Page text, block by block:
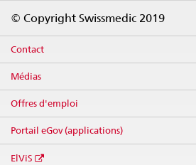
© Copyright Swissmedic 2019
Contact
Médias
Offres d'emploi
Portail eGov (applications)
ElViS